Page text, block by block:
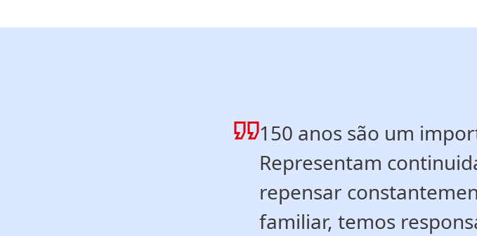
150 anos são um
Representam
repensar
familiar, temos